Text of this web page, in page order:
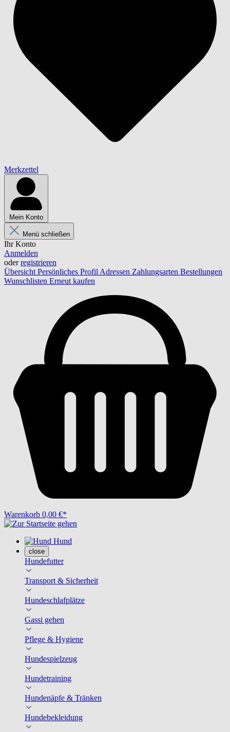
Merkzettel
Mein Konto
Menü schließen
Ihr Konto
Anmelden
oderregistrieren
Übersicht Persönliches Profil Adressen Zahlungsarten Bestellungen
Wunschlisten Erneut kaufen
Warenkorb 0,00 €*
Hund
close
Hundefutter
Transport & Sicherheit
Hundeschlafplätze
Gassi gehen
Pflege & Hygiene
Hundespielzeug
Hundetraining
Hundenäpfe & Tränken
Hundebekleidung